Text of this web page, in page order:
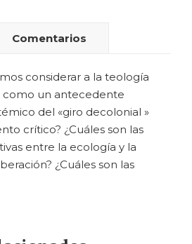
Comentarios
considerar a la teología
como un antecedente
del «giro decolonial »
crítico? ¿Cuáles son las
entre la ecología y la
¿Cuáles son las